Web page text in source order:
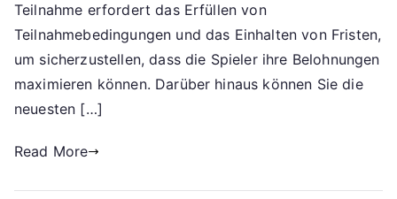
Angebote,
Teilnahme
an
Teilnahme erfordert das Erfüllen von
Teilnahmebedingungen und das Einhalten von Fristen,
um sicherzustellen, dass die Spieler ihre Belohnungen
maximieren können. Darüber hinaus können Sie die
neuesten […]
Read More